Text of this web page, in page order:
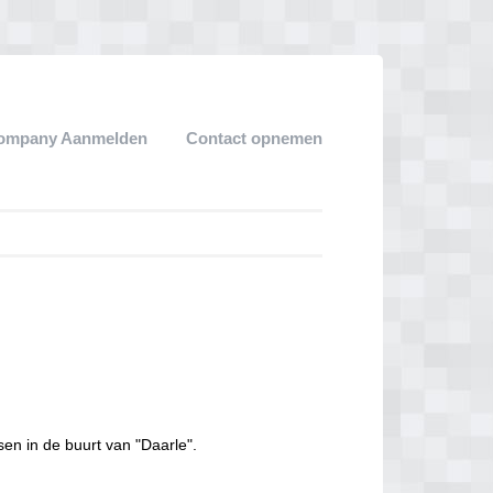
Aanmelden Contact opnemen
in de buurt van "Daarle".